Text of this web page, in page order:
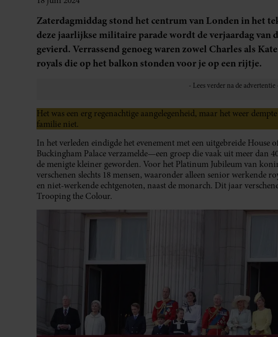
Zaterdagmiddag stond het centrum van Londen in het
deze jaarlijkse militaire parade wordt de verjaardag van
gevierd. Verrassend genoeg waren zowel Charles als
royals die op het balkon stonden voor je op een rijtje.
Het was een erg regenachtige aangelegenheid, maar het weer
familie niet.
In het verleden eindigde het evenement met een uitgebreide
Buckingham Palace verzamelde—een groep die vaak uit meer dan
de menigte kleiner geworden. Voor het Platinum Jubileum van
verschenen slechts 18 mensen, waaronder alleen senior werkende
en niet-werkende echtgenoten, naast de monarch. Dit jaar
Trooping the Colour.